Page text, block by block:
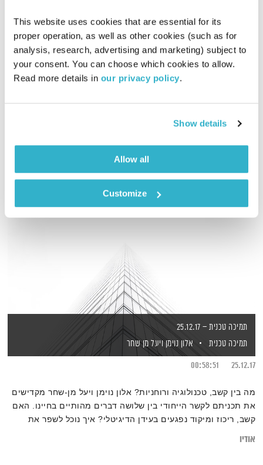
This website uses cookies that are essential for its
proper operation, as well as other cookies (such as for
analysis, research, advertising and marketing) subject to
your consent. You can choose which cookies to allow.
Read more details in our privacy policy.
Show details
Allow all
Customize
קצר ולעניין
אלון נוימןוהרב אסף עזריה
02.05.18
00:58:59
מהי עייפות אמיתית? האם מקורה בגוף, או בנפש? ואם העייפות
האישי יכולה לחולל פלאים"
אודיו
תמיכה טכנית – 25.12.17
תמיכה טכנית
אלון נוימןויעל מן שחר
25.12.17
00:58:51
מה בין קשב, טכנולוגיה ורוחניות? אלון נוימן ויעל מן-שחר מקדישים
את תכניתם לקשר הייחודי בין שלושה דברים מהותיים בחיינו. האם
קשב, ריכוז ומיקוד נפגעים בעידן הדיגיטלי? איך נוכל לשפר את
אודיו